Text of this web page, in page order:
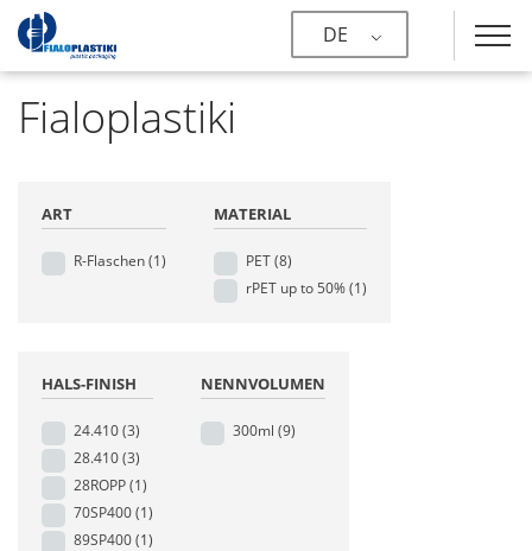
DE
Fialoplastiki
ART
R-Flaschen(1)
MATERIAL
PET(8)
rPET up to 50%(1)
HALS-FINISH
24.410(3)
28.410(3)
28ROPP(1)
70SP400(1)
89SP400(1)
NENNVOLUMEN
300ml (9)